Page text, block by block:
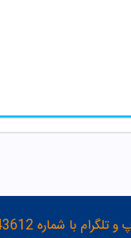
09302007587